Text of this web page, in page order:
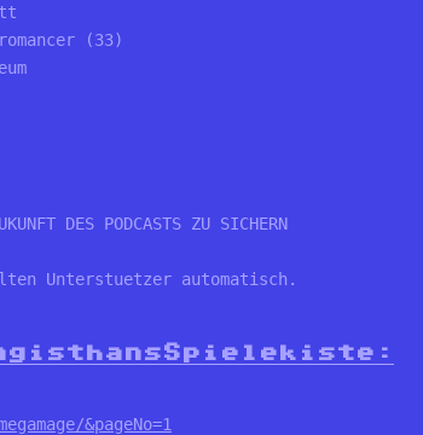
(33)
DES PODCASTS ZU SICHERN
Unterstuetzer automatisch.
&pageNo=1